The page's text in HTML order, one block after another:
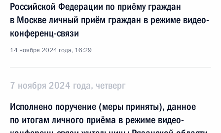
Российской Федерации по приёму граждан
в Москве личный приём граждан в режиме видео-
конференц-связи
14 ноября 2024 года, 16:29
7 ноября 2024 года, четверг
Исполнено поручение (меры приняты), данное
по итогам личного приёма в режиме видео-